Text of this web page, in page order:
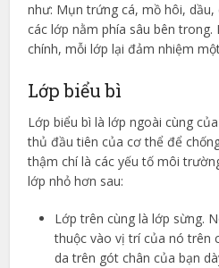
như: Mụn trứng cá, mồ hôi,
các lớp nằm phía sâu bên
chính, mỗi lớp lại đảm nhiệm
Lớp biểu bì
Lớp biểu bì là lớp ngoài cùng
thủ đầu tiên của cơ thể để
thậm chí là các yếu tố môi
lớp nhỏ hơn sau:
Lớp trên cùng là lớp sừng.
thuộc vào vị trí của nó trên
da trên gót chân của bạn